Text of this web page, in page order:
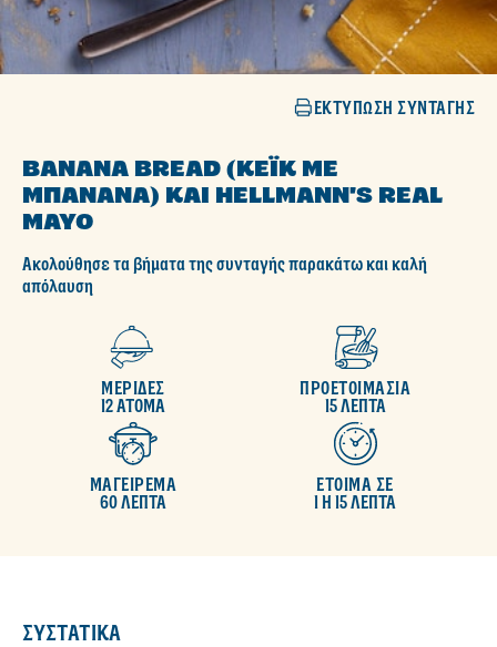
ΕΚΤΎΠΩΣΗ ΣΥΝΤΑΓΉΣ
BANANA BREAD (ΚΈΙΚ ΜΕ
ΜΠΑΝΆΝΑ) ΚΑΙ HELLMANN'S REAL
MAYO
Ακολούθησε τα βήματα της συνταγής παρακάτω και καλή
απόλαυση
12 ΑΤΟΜΑ
ΜΕΡΙΔΕΣ
15 ΛΕΠΤΑ
ΠΡΟΕΤΟΙΜΑΣΙΑ
60 ΛΕΠΤΑ
ΜΑΓΕΙΡΕΜΑ
1 H 15 ΛΕΠΤΑ
ΕΤΟΙΜΑ ΣΕ
ΣΥΣΤΑΤΙΚΑ